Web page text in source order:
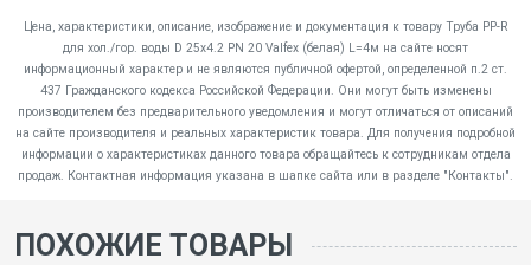
Цена, характеристики, описание, изображение и документация к товару Труба PP-R
для хол./гор. воды D 25х4.2 PN 20 Valfex (белая) L=4м на сайте носят
информационный характер и не являются публичной офертой, определенной п.2 ст.
437 Гражданского кодекса Российской Федерации. Они могут быть изменены
производителем без предварительного уведомления и могут отличаться от описаний
на сайте производителя и реальных характеристик товара. Для получения подробной
информации о характеристиках данного товара обращайтесь к сотрудникам отдела
продаж. Контактная информация указана в шапке сайта или в разделе "Контакты".
ПОХОЖИЕ ТОВАРЫ